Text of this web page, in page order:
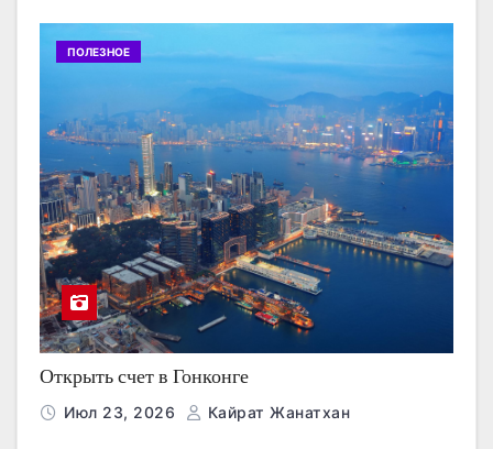
ПОЛЕЗНОЕ
Открыть счет в Гонконге
Июл 23, 2026 Кайрат Жанатхан